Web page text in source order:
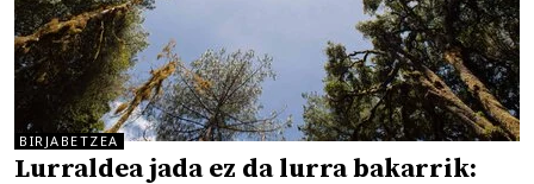
BIRJABETZEA
Lurraldea jada ez da lurra bakarrik: